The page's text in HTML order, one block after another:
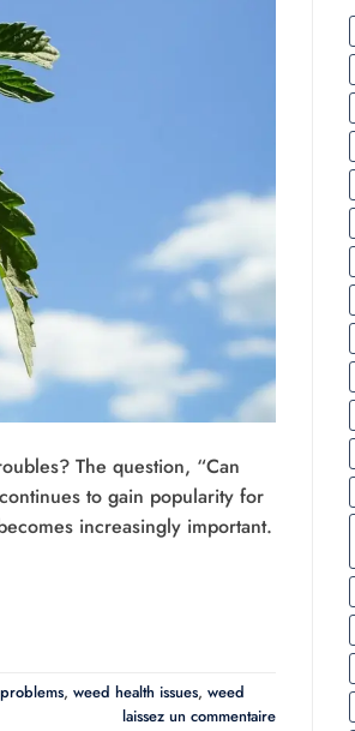
The question, “Can
to gain popularity for
increasingly important.
, weed health issues, weed
laissez un commentaire